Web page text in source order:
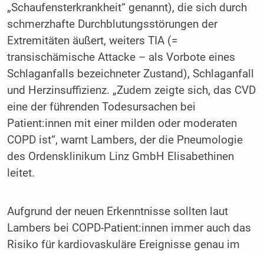
„Schaufensterkrankheit“ genannt), die sich durch
schmerzhafte Durchblutungsstörungen der
Extremitäten äußert, weiters TIA (=
transischämische Attacke – als Vorbote eines
Schlaganfalls bezeichneter Zustand), Schlaganfall
und Herzinsuffizienz. „Zudem zeigte sich, das CVD
eine der führenden Todesursachen bei
Patient:innen mit einer milden oder moderaten
COPD ist“, warnt Lambers, der die Pneumologie
des Ordensklinikum Linz GmbH Elisabethinen
leitet.
Aufgrund der neuen Erkenntnisse sollten laut
Lambers bei COPD-Patient:innen immer auch das
Risiko für kardiovaskuläre Ereignisse genau im